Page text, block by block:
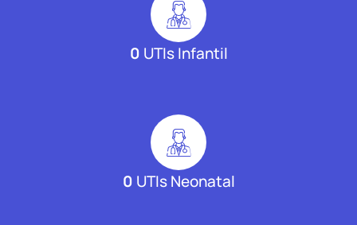
0 UTIs Infantil
0 UTIs Neonatal